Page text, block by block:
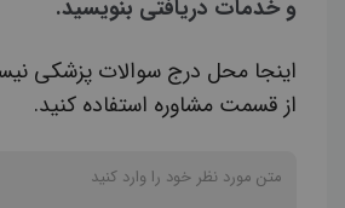
و خدمات دریافتی بنویسید.
اینجا محل درج سوالات پزشکی
از قسمت مشاوره استفاده کنید.